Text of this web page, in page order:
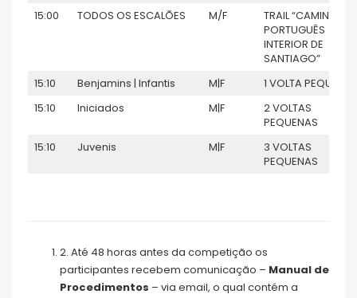
15:00
TODOS OS ESCALÕES M/F
TRAIL “CAMINHO
PORTUGUÊS
INTERIOR DE
SANTIAGO”
15:10
Benjamins | Infantis M|F
1 VOLTA PEQUENA
15:10
Iniciados M|F
2 VOLTAS
PEQUENAS
15:10
Juvenis M|F
3 VOLTAS
PEQUENAS
2. Até 48 horas antes da competição os
participantes recebem comunicação – Manual de
Procedimentos – via email, o qual contém a